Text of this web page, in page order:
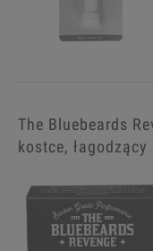
The Bluebeards
kostce,